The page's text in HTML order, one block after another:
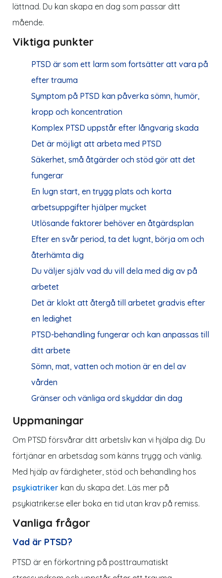
lättnad. Du kan skapa en dag som passar ditt
mående.
Viktiga punkter
PTSD är som ett larm som fortsätter att vara på
efter trauma
Symptom på PTSD kan påverka sömn, humör,
kropp och koncentration
Komplex PTSD uppstår efter långvarig skada
Det är möjligt att arbeta med PTSD
Säkerhet, små åtgärder och stöd gör att det
fungerar
En lugn start, en trygg plats och korta
arbetsuppgifter hjälper mycket
Utlösande faktorer behöver en åtgärdsplan
Efter en svår period, ta det lugnt, börja om och
återhämta dig
Du väljer själv vad du vill dela med dig av på
arbetet
Det är klokt att återgå till arbetet gradvis efter
en ledighet
PTSD-behandling fungerar och kan anpassas till
ditt arbete
Sömn, mat, vatten och motion är en del av
vården
Gränser och vänliga ord skyddar din dag
Uppmaningar
Om PTSD försvårar ditt arbetsliv kan vi hjälpa dig. Du
förtjänar en arbetsdag som känns trygg och vänlig.
Med hjälp av färdigheter, stöd och behandling hos
psykiatriker kan du skapa det. Läs mer på
psykiatriker.se eller boka en tid utan krav på remiss.
Vanliga frågor
Vad är PTSD?
PTSD är en förkortning på posttraumatiskt